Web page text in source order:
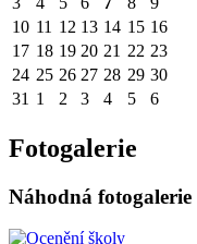
10 11 12 13 14 15 16
17 18 19 20 21 22 23
24 25 26 27 28 29 30
31 1 2 3 4 5 6
Fotogalerie
Náhodná fotogalerie